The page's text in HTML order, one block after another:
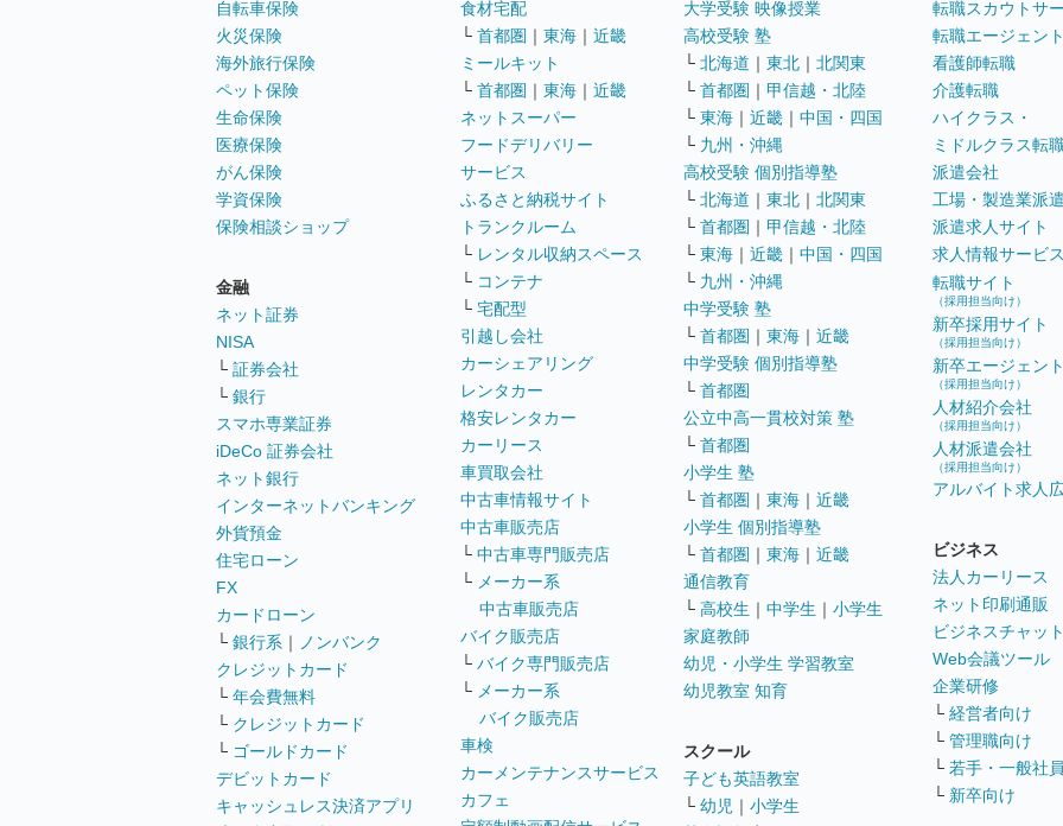
自転車保険
火災保険
海外旅行保険
ペット保険
生命保険
医療保険
がん保険
学資保険
保険相談ショップ
金融
ネット証券
NISA
└ 証券会社
└ 銀行
スマホ専業証券
iDeCo 証券会社
ネット銀行
インターネットバンキング
外貨預金
住宅ローン
FX
カードローン
└ 銀行系 ｜
ノンバンク
クレジットカード
└ 年会費無料
└ クレジットカード
└ ゴールドカード
デビットカード
キャッシュレス決済アプリ
食材宅配
└ 首都圏 ｜ 東海 ｜ 近畿
ミールキット
└ 首都圏 ｜ 東海 ｜ 近畿
ネットスーパー
フードデリバリー
サービス
ふるさと納税サイト
トランクルーム
└ レンタル収納スペース
└ コンテナ
└ 宅配型
引越し会社
カーシェアリング
レンタカー
格安レンタカー
カーリース
車買取会社
中古車情報サイト
中古車販売店
└ 中古車専門販売店
└ メーカー系
中古車販売店
バイク販売店
└ バイク専門販売店
└ メーカー系
バイク販売店
車検
カーメンテナンスサービス
カフェ
大学受験 映像授業
高校受験 塾
└ 北海道 ｜ 東北 ｜ 北関東
└ 首都圏 ｜ 甲信越・北陸
└ 東海 ｜ 近畿 ｜ 中国・四国
└ 九州・沖縄
高校受験 個別指導塾
└ 北海道 ｜ 東北 ｜ 北関東
└ 首都圏 ｜ 甲信越・北陸
└ 東海 ｜ 近畿 ｜ 中国・四国
└ 九州・沖縄
中学受験 塾
└ 首都圏 ｜ 東海 ｜ 近畿
中学受験 個別指導塾
└ 首都圏
公立中高一貫校対策 塾
└ 首都圏
小学生 塾
└ 首都圏 ｜ 東海 ｜ 近畿
小学生 個別指導塾
└ 首都圏 ｜ 東海 ｜ 近畿
通信教育
└ 高校生 ｜ 中学生 ｜ 小学生
家庭教師
幼児・小学生 学習教室
幼児教室 知育
スクール
子ども英語教室
└ 幼児 ｜ 小学生
転職スカウトサ
転職エージェント
看護師転職
介護転職
ハイクラス・
ミドルクラス転
派遣会社
工場・製造業派遣
派遣求人サイト
求人情報サービス
転職サイト
（採用担当向け）
新卒採用サイト
（採用担当向け）
新卒エージェント
（採用担当向け）
人材紹介会社
（採用担当向け）
人材派遣会社
（採用担当向け）
アルバイト求人
ビジネス
法人カーリース
ネット印刷通販
ビジネスチャッ
Web会議ツール
企業研修
└ 経営者向け
└ 管理職向け
└ 若手・一般社
└ 新卒向け